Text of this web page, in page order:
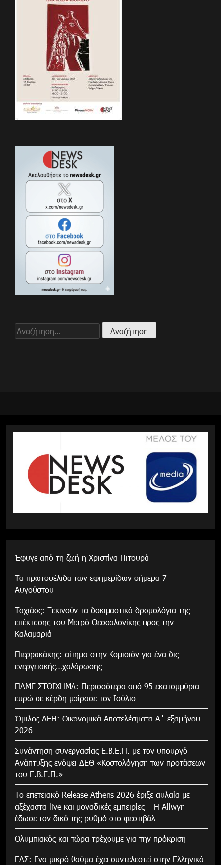
Αναζήτηση
για:
Έφυγε από τη ζωή η Χριστίνα Πιτουρά
Τα πρωτοσέλιδα των εφημερίδων σήμερα 7
Αυγούστου
Tαχιάος: Ξεκινούν τα δοκιμαστικά δρομολόγια της
επέκτασης του Μετρό Θεσσαλονίκης προς την
Καλαμαριά
Πιερρακάκης: αίτημα στην Κομισιόν για ένα δις
ενεργειακής…χαλάρωσης
ΠΑΜΕ ΣΤΟΙΧΗΜΑ: Περισσότερα από 95 εκατομμύρια
ευρώ σε κέρδη μοίρασε τον Ιούλιο
Όμιλος ΔΕΗ: Οικονομικά Αποτελέσματα Α΄ εξαμήνου
2026
Συνάντηση συνεργασίας Ε.Β.Ε.Π. με τον υπουργό
Ανάπτυξης ενόψει ΔΕΘ «Κοστολόγηση των προτάσεων
του Ε.Β.Ε.Π.»
Το επετειακό Release Athens 2026 έριξε αυλαία με
αξέχαστα live και μοναδικές εμπειρίες – Η Allwyn
έδωσε τον δικό της ρυθμό στο φεστιβάλ
Ολυμπιακός και τώρα τρέχουμε για την πρόκριση
ΕΑΣ: Ενα μικρό θαύμα έχει συντελεστεί στην Ελληνικά